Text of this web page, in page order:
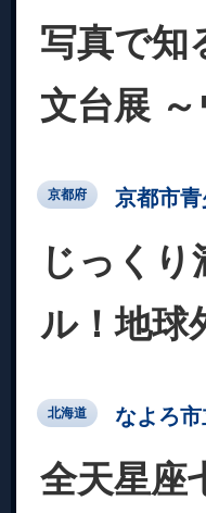
写真で知
文台展
京都府 京都市
じっく
ル！地球
北海道 なよろ
全天星座